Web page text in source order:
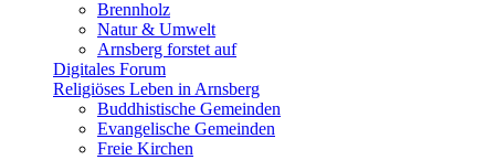
Brennholz
Natur & Umwelt
Arnsberg forstet auf
Digitales Forum
Religiöses Leben in Arnsberg
Buddhistische Gemeinden
Evangelische Gemeinden
Freie Kirchen